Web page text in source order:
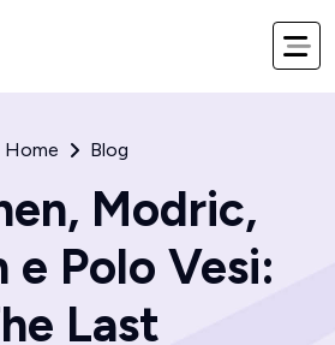
Home Blog
Modric,
e Polo Vesi:
Last